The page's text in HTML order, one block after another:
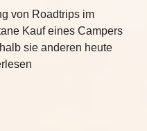
von Roadtrips im
Kauf eines Campers
sie anderen heute